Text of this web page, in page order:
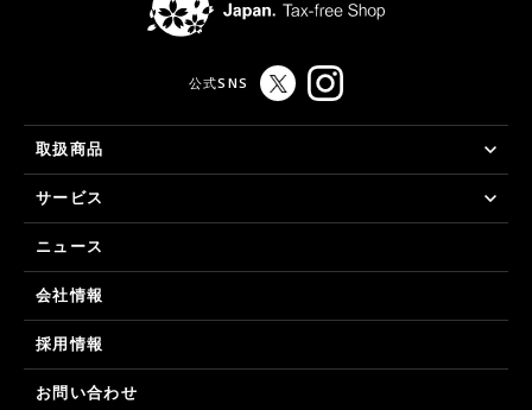
公式SNS
取扱商品
サービス
ニュース
会社情報
採用情報
お問い合わせ